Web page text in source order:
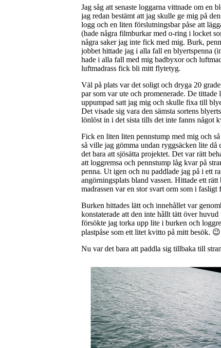
Jag såg att senaste loggarna vittnade om en
jag redan bestämt att jag skulle ge mig på
logg och en liten förslutningsbar påse att
(hade några filmburkar med o-ring i locket
några saker jag inte fick med mig. Burk,
jobbet hittade jag i alla fall en blyertspenna
hade i alla fall med mig badbyxor och
luftmadrass fick bli mitt flytetyg.
Väl på plats var det soligt och dryga 20
par som var ute och promenerade. De
uppumpad satt jag mig och skulle fixa till
Det visade sig vara den sämsta sortens
lönlöst in i det sista tills det inte fanns något
Fick en liten liten pennstump med mig och
så ville jag gömma undan ryggsäcken lite
det bara att sjösätta projektet. Det var rätt
att loggremsa och pennstump låg kvar på
penna. Ut igen och nu paddlade jag på i ett
angörningsplats bland vassen. Hittade ett
madrassen var en stor svart orm som i
Burken hittades lätt och innehållet var
konstaterade att den inte hållt tätt över
försökte jag torka upp lite i burken och
plastpåse som ett litet kvitto på mitt besök. 😉
Nu var det bara att paddla sig tillbaka till